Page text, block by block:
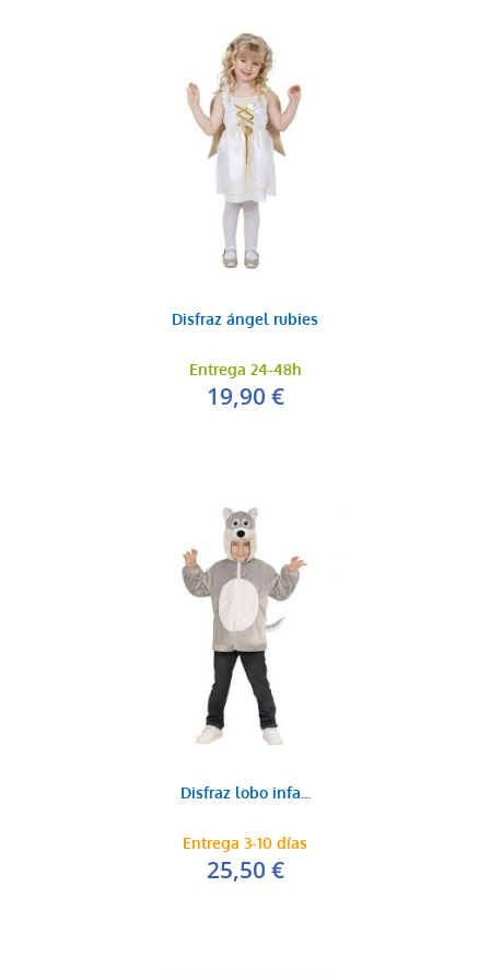
Disfraz ángel rubies
Entrega 24-48h
19,90 €
Disfraz lobo infa...
Entrega 3-10 días
25,50 €